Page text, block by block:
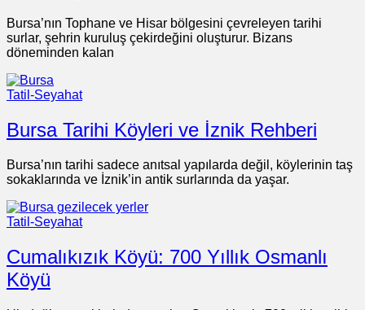
Bursa’nın Tophane ve Hisar bölgesini çevreleyen tarihi
surlar, şehrin kuruluş çekirdeğini oluşturur. Bizans
döneminden kalan
Tatil-Seyahat
Bursa Tarihi Köyleri ve İznik Rehberi
Bursa’nın tarihi sadece anıtsal yapılarda değil, köylerinin taş
sokaklarında ve İznik’in antik surlarında da yaşar.
Tatil-Seyahat
Cumalıkızık Köyü: 700 Yıllık Osmanlı
Köyü